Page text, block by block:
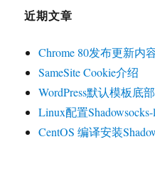
近期文章
Chrome 80发布更新内
SameSite Cookie介绍
WordPress默认模板底
Linux配置
CentOS 编译安装